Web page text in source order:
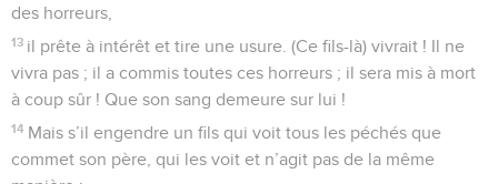
des horreurs,
13 il prête à intérêt et tire une usure. (Ce fils-là) vivrait ! Il ne
vivra pas ; il a commis toutes ces horreurs ; il sera mis à mort
à coup sûr ! Que son sang demeure sur lui !
14 Mais s’il engendre un fils qui voit tous les péchés que
commet son père, qui les voit et n’agit pas de la même